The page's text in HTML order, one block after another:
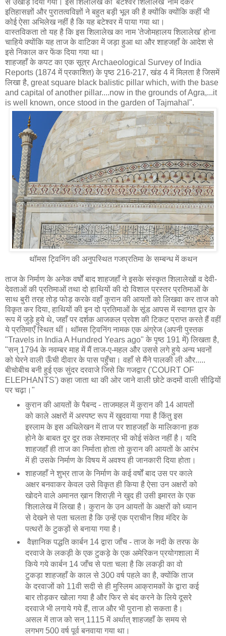
से उखाड़ दिया गया। इस शिलालेख को 'बटेश्वर शिलालेख' नाम देकर
इतिहासज्ञों और पुरातत्वविज्ञों ने बहुत बड़ी भूल की है क्योंकि क्योंकि कहीं भी
कोई ऐसा अभिलेख नहीं है कि यह बटेश्वर में पाया गया था।
वास्तविकता तो यह है कि इस शिलालेख का नाम 'तेजोमहालय शिलालेख' होना
चाहिये क्योंकि यह ताज के वाटिका में जड़ा हुआ था और शाहजहाँ के आदेश से
इसे निकाल कर फेंक दिया गया था।
शाहजहाँ के कपट का एक सूत्र Archaeological Survey of India
Reports (1874 में प्रकाशित) के पृष्ठ 216-217, खंड 4 में मिलता है जिसमें
लिखा है, great square black balistic pillar which, with the base
and capital of another pillar....now in the grounds of Agra,...it
is well known, once stood in the garden of Tajmahal".
थॉमस ट्विनिंग की अनुपस्थित गजप्रतिमा के सम्‍बन्‍ध में कथन
ताज के निर्माण के अनेक वर्षों बाद शाहजहाँ ने इसके संस्कृत शिलालेखों व देवी-
देवताओं की प्रतिमाओं तथा दो हाथियों की दो विशाल प्रस्तर प्रतिमाओं के
साथ बुरी तरह तोड़ फोड़ करके वहाँ कुरान की आयतों को लिखवा कर ताज को
विकृत कर दिया, हाथियों की इन दो प्रतिमाओं के सूंड आपस में स्वागत द्वार के
रूप में जुड़े हुये थे, जहाँ पर दर्शक आजकल प्रवेश की टिकट प्राप्त करते हैं वहीं
ये प्रतिमाएँ स्थित थीं। थॉमस ट्विनिंग नामक एक अंग्रेज (अपनी पुस्तक
"Travels in India A Hundred Years ago" के पृष्ठ 191 में) लिखता है,
"सन् 1794 के नवम्बर माह में मैं ताज-ए-महल और उससे लगे हुये अन्य भवनों
को घेरने वाली ऊँची दीवार के पास पहुँचा। वहाँ से मैंने पालकी ली और.....
बीचोबीच बनी हुई एक सुंदर दरवाजे जिसे कि गजद्वार ('COURT OF
ELEPHANTS') कहा जाता था की ओर जाने वाली छोटे कदमों वाली सीढ़ियों
पर चढ़ा।"
कुरान की आयतों के पैबन्द - ताजमहल में कुरान की 14 आयतों
को काले अक्षरों में अस्पष्ट रूप में खुदवाया गया है किंतु इस
इस्लाम के इस अधिलेखन में ताज पर शाहजहाँ के मालिकाना ह़क
होने के बाबत दूर दूर तक लेशमात्र भी कोई संकेत नहीं है। यदि
शाहजहाँ ही ताज का निर्माता होता तो कुरान की आयतों के आरंभ
में ही उसके निर्माण के विषय में अवश्य ही जानकारी दिया होता।
शाहजहाँ ने शुभ्र ताज के निर्माण के कई वर्षों बाद उस पर काले
अक्षर बनवाकर केवल उसे विकृत ही किया है ऐसा उन अक्षरों को
खोदने वाले अमानत ख़ान शिराज़ी ने खुद ही उसी इमारत के एक
शिलालेख में लिखा है। कुरान के उन आयतों के अक्षरों को ध्यान
से देखने से पता चलता है कि उन्हें एक प्राचीन शिव मंदिर के
पत्थरों के टुकड़ों से बनाया गया है।
वैज्ञानिक पद्धति कार्बन 14 द्वारा जाँच - ताज के नदी के तरफ के
दरवाजे के लकड़ी के एक टुकड़े के एक अमेरिकन प्रयोगशाला में
किये गये कार्बन 14 जाँच से पता चला है कि लकड़ी का वो
टुकड़ा शाहजहाँ के काल से 300 वर्ष पहले का है, क्योंकि ताज
के दरवाजों को 11वी सदी से ही मुस्लिम आक्रामकों के द्वारा कई
बार तोड़कर खोला गया है और फिर से बंद करने के लिये दूसरे
दरवाजे भी लगाये गये हैं, ताज और भी पुराना हो सकता है।
असल में ताज को सन् 1115 में अर्थात् शाहजहाँ के समय से
लगभग 500 वर्ष पूर्व बनवाया गया था।